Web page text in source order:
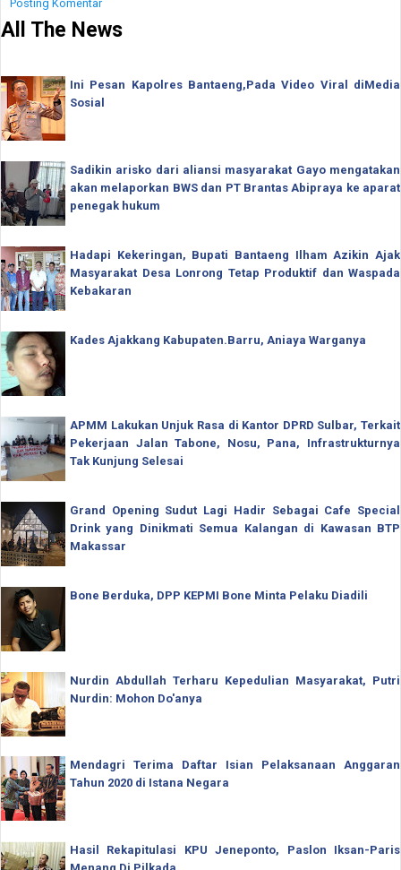
Posting Komentar
All The News
Ini Pesan Kapolres Bantaeng,Pada Video Viral diMedia
Sosial
Sadikin arisko dari aliansi masyarakat Gayo mengatakan
akan melaporkan BWS dan PT Brantas Abipraya ke aparat
penegak hukum
Hadapi Kekeringan, Bupati Bantaeng Ilham Azikin Ajak
Masyarakat Desa Lonrong Tetap Produktif dan Waspada
Kebakaran
Kades Ajakkang Kabupaten.Barru, Aniaya Warganya
APMM Lakukan Unjuk Rasa di Kantor DPRD Sulbar, Terkait
Pekerjaan Jalan Tabone, Nosu, Pana, Infrastrukturnya
Tak Kunjung Selesai
Grand Opening Sudut Lagi Hadir Sebagai Cafe Special
Drink yang Dinikmati Semua Kalangan di Kawasan BTP
Makassar
Bone Berduka, DPP KEPMI Bone Minta Pelaku Diadili
Nurdin Abdullah Terharu Kepedulian Masyarakat, Putri
Nurdin: Mohon Do'anya
Mendagri Terima Daftar Isian Pelaksanaan Anggaran
Tahun 2020 di Istana Negara
Hasil Rekapitulasi KPU Jeneponto, Paslon Iksan-Paris